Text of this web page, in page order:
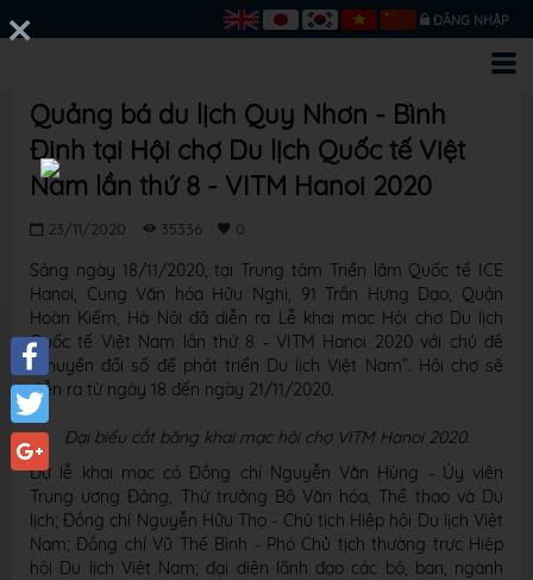
ĐĂNG NHẬP
Facebook
Twitter
Google+
Quảng bá du lịch Quy Nhơn - Bình
Định tại Hội chợ Du lịch Quốc tế Việt
Nam lần thứ 8 - VITM Hanoi 2020
23/11/2020 35336 0
Sáng ngày 18/11/2020, tại Trung tâm Triển lãm Quốc tế ICE
Hanoi, Cung Văn hóa Hữu Nghị, 91 Trần Hưng Đạo, Quận
Hoàn Kiếm, Hà Nội đã diễn ra Lễ khai mạc Hội chợ Du lịch
Quốc tế Việt Nam lần thứ 8 - VITM Hanoi 2020 với chủ đề
“Chuyển đổi số để phát triển Du lịch Việt Nam”. Hội chợ sẽ
diễn ra từ ngày 18 đến ngày 21/11/2020.
Đại biểu cắt băng khai mạc hội chợ VITM Hanoi 2020.
Dự lễ khai mạc có Đồng chí Nguyễn Văn Hùng - Ủy viên
Trung ương Đảng, Thứ trưởng Bộ Văn hóa, Thể thao và Du
lịch; Đồng chí Nguyễn Hữu Thọ - Chủ tịch Hiệp hội Du lịch Việt
Nam; Đồng chí Vũ Thế Bình - Phó Chủ tịch thường trực Hiệp
hội Du lịch Việt Nam; đại diện lãnh đạo các bộ, ban, ngành